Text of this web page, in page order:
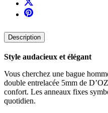
Description
Style audacieux et élégant
Vous cherchez une bague
double entrelacée 5mm de
confort. Les anneaux fixes
quotidien.